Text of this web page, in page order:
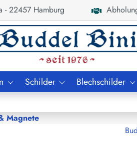
- 22457 Hamburg
Schilder Blechschilder
Magnete